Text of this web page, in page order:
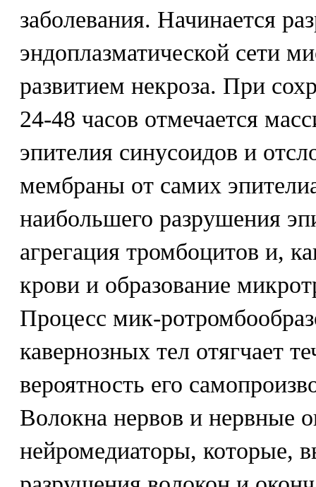
заболевания. Начинается
эндоплазматической сети
развитием некроза. При
24-48 часов отмечается
эпителия синусоидов и
мембраны от самих
наибольшего разрушения
агрегация тромбоцитов и,
крови и образование
Процесс мик-
кавернозных тел отягчает
вероятность его
Волокна нервов и нервные
нейромедиаторы, которые,